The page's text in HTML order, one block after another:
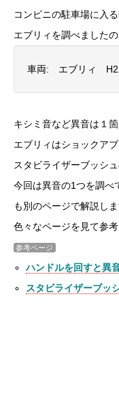
コンビニの駐車場に入
エブリィを調べましたの
車両: エブリィ
キシミ音など異音は１
エブリィはショックア
スタビライザーブッシ
今回は異音の1つを調べ
も別のページで解説し
色々なページを見て参考
参考ページ
ハンドルを回すと異
スタビライザーブッ